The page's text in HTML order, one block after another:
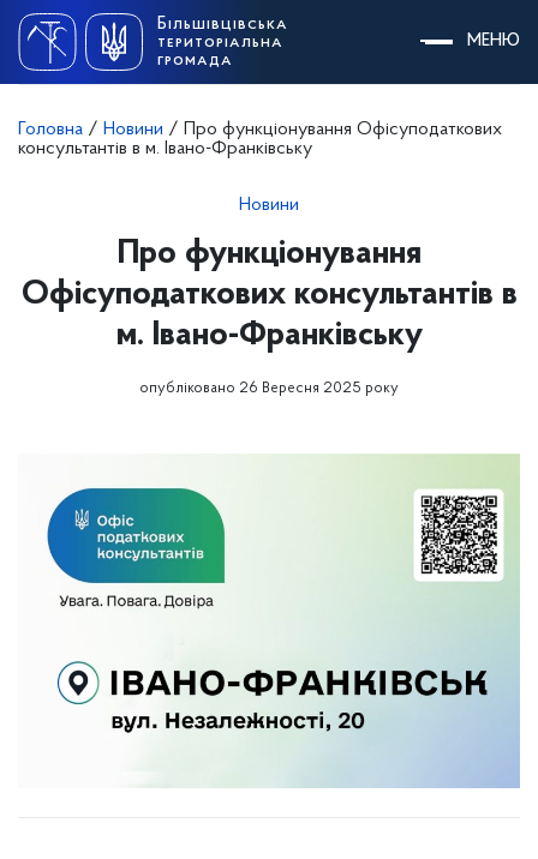
content
Більшівцівська
територіальна
громада
МЕНЮ
Головна / Новини /
Про функціонування Офісуподаткових
консультантів в м. Івано-Франківську
Новини
Про функціонування
Офісуподаткових консультантів в
м. Івано-Франківську
опубліковано 26 Вересня 2025 року